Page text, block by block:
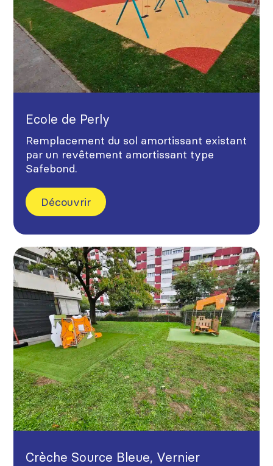
Ecole de Perly
Remplacement du sol amortissant existant
par un revêtement amortissant type
Safebond.
Découvrir
Crèche Source Bleue, Vernier